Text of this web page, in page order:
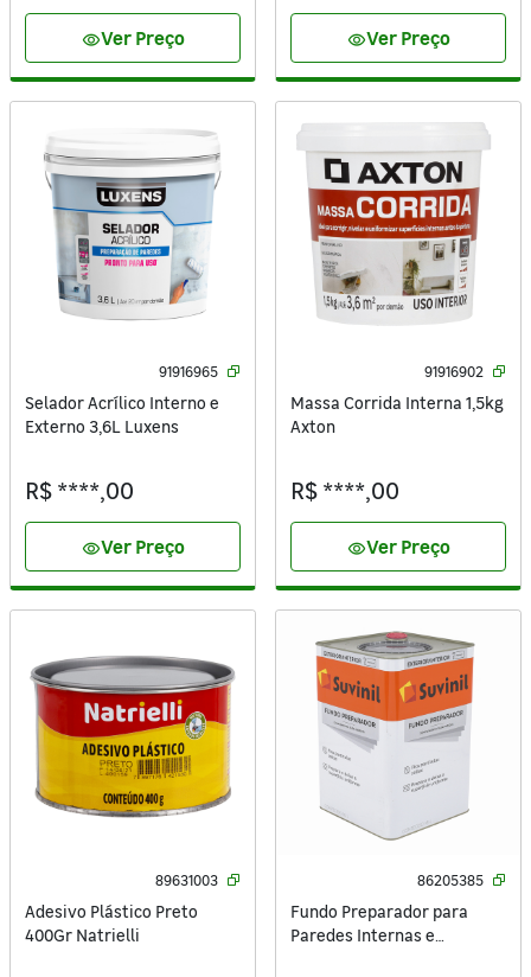
visibilityVer Preço visibilityVer Preço
91916965
Selador Acrílico Interno e
Externo 3,6L Luxens
R$ ****,00
visibilityVer Preço
91916902
Massa Corrida Interna 1,5kg
Axton
R$ ****,00
visibilityVer Preço
89631003
Adesivo Plástico Preto
400Gr Natrielli
86205385
Fundo Preparador para
Paredes Internas e